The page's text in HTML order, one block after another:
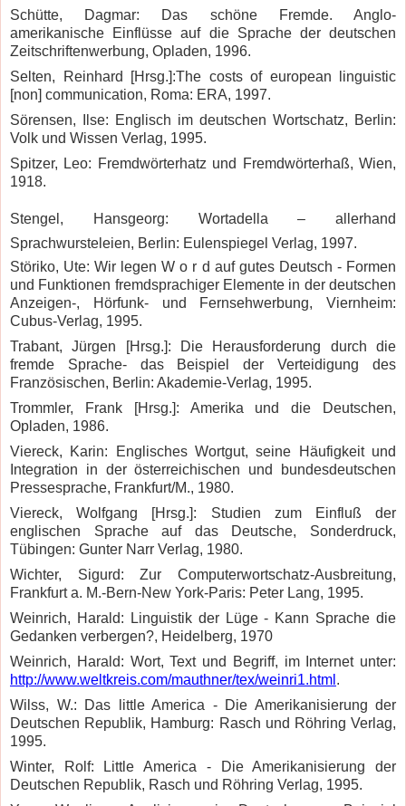
Schütte, Dagmar: Das schöne Fremde. Anglo-
amerikanische Einflüsse auf die Sprache der deutschen
Zeitschriftenwerbung, Opladen, 1996.
Selten, Reinhard [Hrsg.]:The costs of european linguistic
[non] communication, Roma: ERA, 1997.
Sörensen, Ilse: Englisch im deutschen Wortschatz, Berlin:
Volk und Wissen Verlag, 1995.
Spitzer, Leo: Fremdwörterhatz und Fremdwörterhaß, Wien,
1918.
Stengel, Hansgeorg: Wortadella – allerhand
Sprachwursteleien, Berlin: Eulenspiegel Verlag, 1997.
Störiko, Ute: Wir legen W o r d auf gutes Deutsch - Formen
und Funktionen fremdsprachiger Elemente in der deutschen
Anzeigen-, Hörfunk- und Fernsehwerbung, Viernheim:
Cubus-Verlag, 1995.
Trabant, Jürgen [Hrsg.]: Die Herausforderung durch die
fremde Sprache- das Beispiel der Verteidigung des
Französischen, Berlin: Akademie-Verlag, 1995.
Trommler, Frank [Hrsg.]: Amerika und die Deutschen,
Opladen, 1986.
Viereck, Karin: Englisches Wortgut, seine Häufigkeit und
Integration in der österreichischen und bundesdeutschen
Pressesprache, Frankfurt/M., 1980.
Viereck, Wolfgang [Hrsg.]: Studien zum Einfluß der
englischen Sprache auf das Deutsche, Sonderdruck,
Tübingen: Gunter Narr Verlag, 1980.
Wichter, Sigurd: Zur Computerwortschatz-Ausbreitung,
Frankfurt a. M.-Bern-New York-Paris: Peter Lang, 1995.
Weinrich, Harald: Linguistik der Lüge - Kann Sprache die
Gedanken verbergen?, Heidelberg, 1970
Weinrich, Harald: Wort, Text und Begriff, im Internet unter:
http://www.weltkreis.com/mauthner/tex/weinri1.html .
Wilss, W.: Das little America - Die Amerikanisierung der
Deutschen Republik, Hamburg: Rasch und Röhring Verlag,
1995.
Winter, Rolf: Little America - Die Amerikanisierung der
Deutschen Republik, Rasch und Röhring Verlag, 1995.